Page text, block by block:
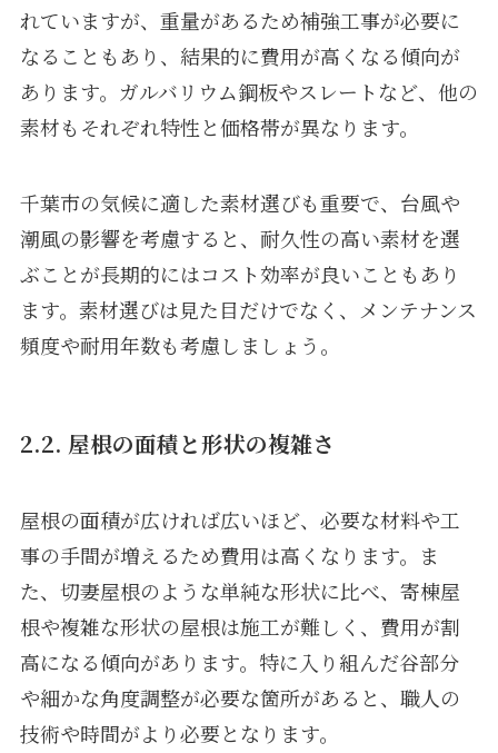
れていますが、重量があるため補強工事が必要に
なることもあり、結果的に費用が高くなる傾向が
あります。ガルバリウム鋼板やスレートなど、他の
素材もそれぞれ特性と価格帯が異なります。
千葉市の気候に適した素材選びも重要で、台風や
潮風の影響を考慮すると、耐久性の高い素材を選
ぶことが長期的にはコスト効率が良いこともあり
ます。素材選びは見た目だけでなく、メンテナンス
頻度や耐用年数も考慮しましょう。
2.2. 屋根の面積と形状の複雑さ
屋根の面積が広ければ広いほど、必要な材料や工
事の手間が増えるため費用は高くなります。ま
た、切妻屋根のような単純な形状に比べ、寄棟屋
根や複雑な形状の屋根は施工が難しく、費用が割
高になる傾向があります。特に入り組んだ谷部分
や細かな角度調整が必要な箇所があると、職人の
技術や時間がより必要となります。